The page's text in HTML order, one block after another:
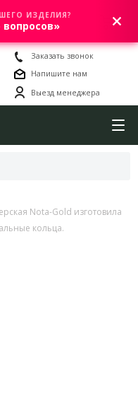
0
Заказать звонок
Напишите нам
Выезд менеджера
Nota-Gold изготовила
кольца.
ИЗДЕЛИЯ?